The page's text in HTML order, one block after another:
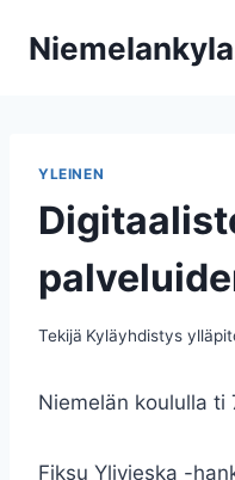
sisältöön
YLEINEN
Tekijä Kyläyhdistys
Niemelän koululla ti
Fiksu Ylivieska -